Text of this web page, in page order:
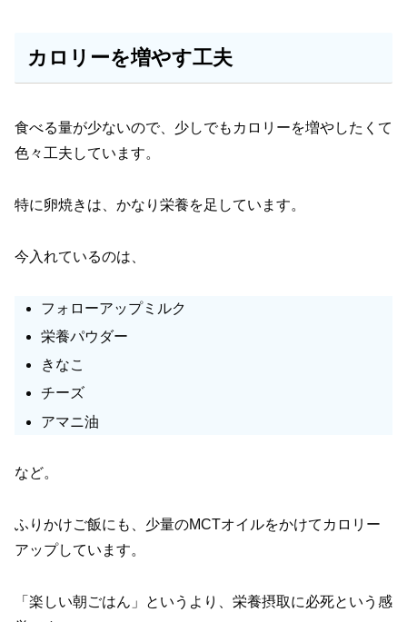
カロリーを増やす工夫
食べる量が少ないので、少しでもカロリーを増やしたくて
色々工夫しています。
特に卵焼きは、かなり栄養を足しています。
今入れているのは、
フォローアップミルク
栄養パウダー
きなこ
チーズ
アマニ油
など。
ふりかけご飯にも、少量のMCTオイルをかけてカロリー
アップしています。
「楽しい朝ごはん」というより、栄養摂取に必死という感